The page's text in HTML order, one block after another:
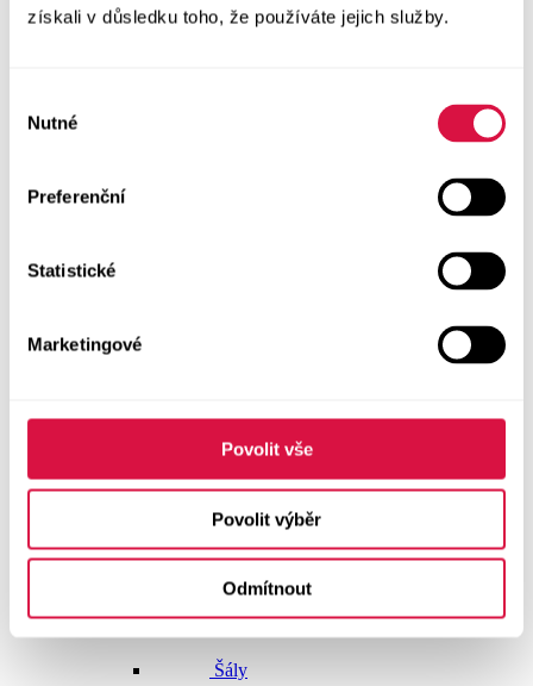
získali v důsledku toho, že používáte jejich služby.
souhlasu
Nutné
Preferenční
Statistické
Marketingové
Povolit vše
Povolit výběr
Odmítnout
Pásky
Peněženky
Tašky
Šály